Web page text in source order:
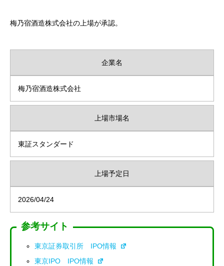
梅乃宿酒造株式会社の上場が承認。
企業名
梅乃宿酒造株式会社
上場市場名
東証スタンダード
上場予定日
2026/04/24
参考サイト
東京証券取引所 IPO情報
東京IPO IPO情報